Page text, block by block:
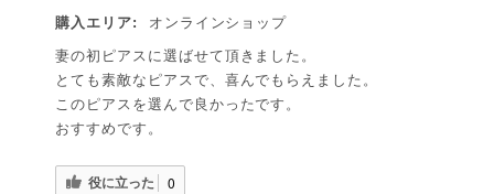
購入エリア:
オンラインショップ
妻の初ピアスに選ばせて頂きました。
とても素敵なピアスで、喜んでもらえました。
このピアスを選んで良かったです。
おすすめです。
役に立った 0